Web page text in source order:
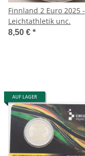
Finnland 2 Euro 2025 -
Leichtathletik unc.
8,50 € *
AUF LAGER